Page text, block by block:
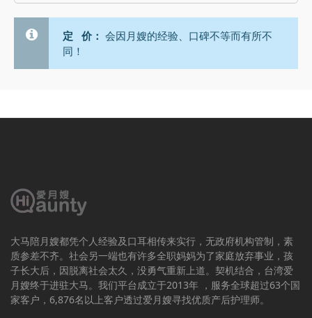
定 价： 会因月嫂的经验、口碑不等而有所不
同！
大马陪月嫂都凭个人经验及口耳相传来实行，无政府机构管制，素
质参差不齐。社会另一端也有许多全职妈妈为了家庭放弃事业，孩
子长大后，因脱离社会太久，没勇气重新上道。契机结合，台湾爱
月嫂终于进驻大马。我们平台成立于2013年 ，服务全球超过63个国
家客户，6,876名以上客户透过爱月嫂寻找优质产后护理师。